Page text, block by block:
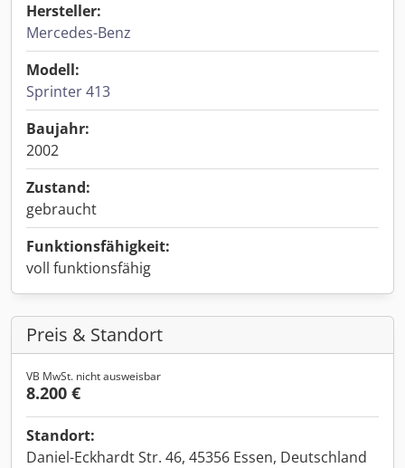
Hersteller:
Mercedes-Benz
Modell:
Sprinter 413
Baujahr:
2002
Zustand:
gebraucht
Funktionsfähigkeit:
voll funktionsfähig
Preis & Standort
VB MwSt. nicht ausweisbar
8.200 €
Standort:
Daniel-Eckhardt Str. 46, 45356 Essen, Deutschland